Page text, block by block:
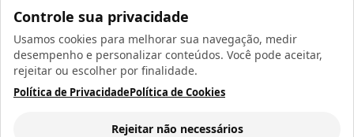
Controle sua privacidade
Usamos cookies para melhorar sua navegação, medir
desempenho e personalizar conteúdos. Você pode aceitar,
rejeitar ou escolher por finalidade.
Política de PrivacidadePolítica de Cookies
Rejeitar não necessários
Todos os direitos reservados 1999 - 2026 | CRIDON
Rua Bresser, 736 - Brás - São Paulo/SP - socd@socd.com.br